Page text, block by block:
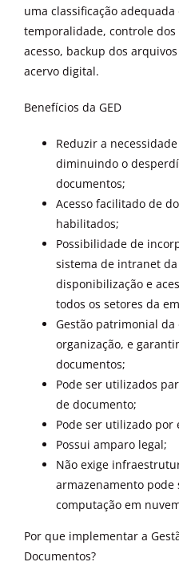
uma classificação
temporalidade, controle
acesso, backup dos
acervo digital.
Benefícios da GED
Reduzir a
diminuindo o
documentos;
Acesso facilitado de
habilitados;
Possibilidade de
sistema de intranet
disponibilização e
todos os setores da
Gestão patrimonial
organização, e
documentos;
Pode ser utilizados
de documento;
Pode ser utilizado
Possui amparo legal;
Não exige
armazenamento pode
computação em
Por que implementar a
Documentos?